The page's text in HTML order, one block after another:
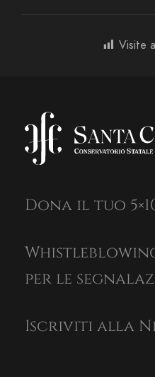
Visite
Dona il tuo
per le
Iscriviti alla